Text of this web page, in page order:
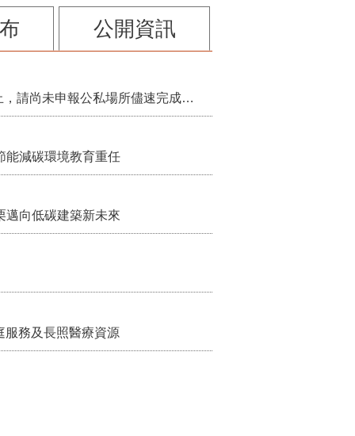
公開資訊
115年第2季固定源空污費申報已於7月底截止，請尚未申報公私場所儘速完成申繳，以免面臨滯納金及罰鍰!
減碳環境教育重任
向低碳建築新未來
服務及長照醫療資源